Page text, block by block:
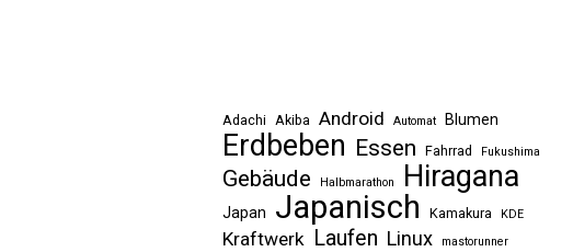
Adachi Akiba Android Automat Blumen
Erdbeben Essen Fahrrad Fukushima
Gebäude Halbmarathon Hiragana
Japan Japanisch Kamakura KDE
Kraftwerk Laufen Linux mastorunner